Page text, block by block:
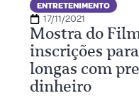
ENTRETENIMENTO
17/11/2021
Mostra do
inscrições
longas com
dinheiro